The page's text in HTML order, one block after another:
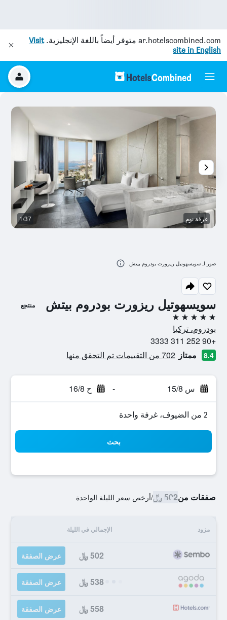
ar.hotelscombined.com متوفر أيضاً باللغة الإنجليزية.Visit
site in English
سويسهوتيل ريزورت بودروم بيتش منتجع
5 نجوم
بودروم، تركيا
+90 252 311 3333
8.4 ممتاز 702 من التقييمات تم التحقق منها
س 15/8 - ح 16/8
2 من الضيوف، غرفة واحدة
بحث
صفقات من502 ﷼ /أرخص سعر الليلة الواحدة
مزود الإجمالي في الليلة
502 ﷼ عرض الصفقة
538 ﷼ عرض الصفقة
558 ﷼ عرض الصفقة
غرفة نوم 1/37
صور لـ سويسهوتيل ريزورت بودروم بيتش